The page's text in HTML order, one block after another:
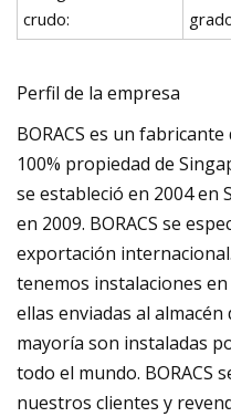
crudo:
Perfil de la empresa
BORACS es un
100% propiedad de
se estableció en 2004 en
en 2009. BORACS se
exportación
tenemos instalaciones
ellas enviadas al
mayoría son instaladas
todo el mundo. BORACS
nuestros clientes y